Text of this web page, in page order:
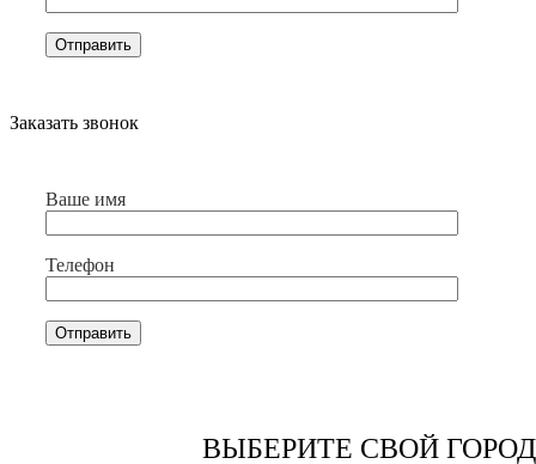
Заказать звонок
Ваше имя
Телефон
ВЫБЕРИТЕ СВОЙ ГОРОД